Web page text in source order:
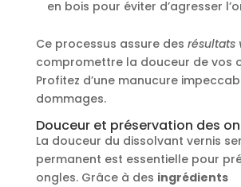
en bois pour éviter d’agresser
Ce processus assure des résultats
compromettre la douceur de vos
Profitez d’une manucure
dommages.
Douceur et préservation des
La douceur du dissolvant vernis
permanent est essentielle pour
ongles. Grâce à des ingrédients